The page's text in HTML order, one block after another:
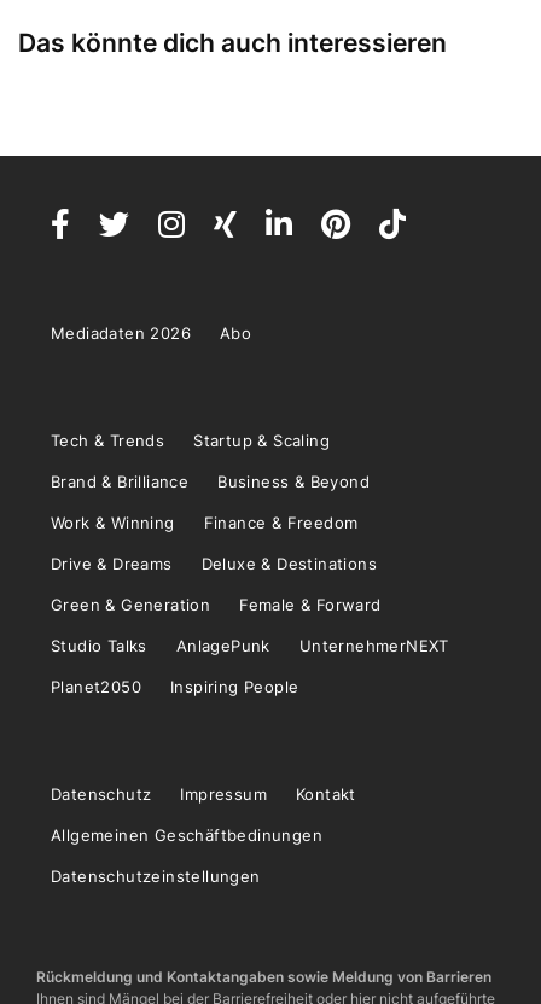
Das könnte dich auch interessieren
Mediadaten 2026 Abo
Tech & Trends Startup & Scaling
Brand & Brilliance Business & Beyond
Work & Winning Finance & Freedom
Drive & Dreams Deluxe & Destinations
Green & Generation Female & Forward
Studio Talks AnlagePunk UnternehmerNEXT
Planet2050 Inspiring People
Datenschutz Impressum Kontakt
Allgemeinen Geschäftbedinungen
Datenschutzeinstellungen
Rückmeldung und Kontaktangaben sowie Meldung von Barrieren
Ihnen sind Mängel bei der Barrierefreiheit oder hier nicht aufgeführte